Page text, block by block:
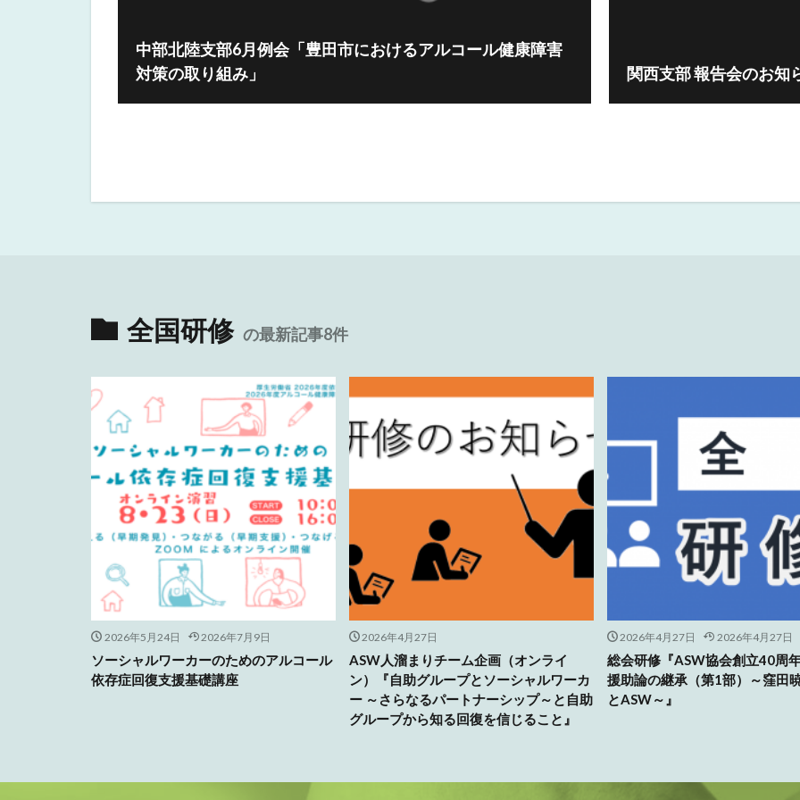
中部北陸支部6月例会「豊田市におけるアルコール健康障害
対策の取り組み」
関西支部 報告会のお知
全国研修 の最新記事8件
2026年5月24日 2026年7月9日
ソーシャルワーカーのためのアルコール
依存症回復支援基礎講座
2026年4月27日
ASW人溜まりチーム企画（オンライ
ン）『自助グループとソーシャルワーカ
ー ～さらなるパートナーシップ～と自助
グループから知る回復を信じること』
2026年4月27日 2026年4月27日
総会研修『ASW協会創立40周
援助論の継承（第1部）～窪田
とASW～』